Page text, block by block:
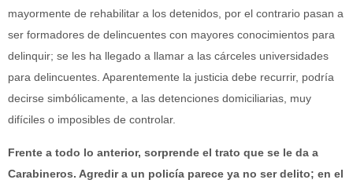
mayormente de rehabilitar a los detenidos, por el contrario pasan a
ser formadores de delincuentes con mayores conocimientos para
delinquir; se les ha llegado a llamar a las cárceles universidades
para delincuentes. Aparentemente la justicia debe recurrir, podría
decirse simbólicamente, a las detenciones domiciliarias, muy
difíciles o imposibles de controlar.
Frente a todo lo anterior, sorprende el trato que se le da a
Carabineros. Agredir a un policía parece ya no ser delito; en el